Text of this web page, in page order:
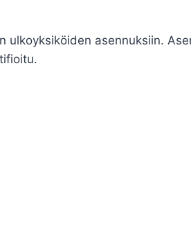
ulkoyksiköiden asennuksiin.